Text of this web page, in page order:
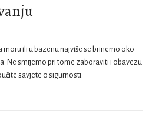
moru ili u bazenu najviše se brinemo oko
Ne smijemo pri tome zaboraviti i obavezu
savjete o sigurnosti.